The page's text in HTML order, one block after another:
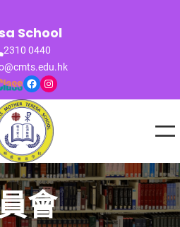
School
2310 0440
Facebook Instagram
會